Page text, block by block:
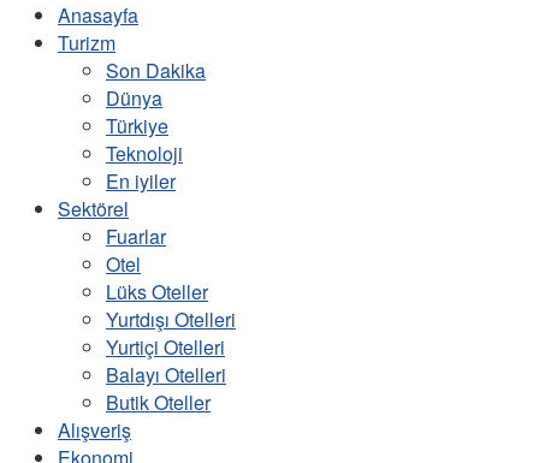
Anasayfa
Turizm
Son Dakika
Dünya
Türkiye
Teknoloji
En iyiler
Sektörel
Fuarlar
Otel
Lüks Oteller
Yurtdışı Otelleri
Yurtiçi Otelleri
Balayı Otelleri
Butik Oteller
Alışveriş